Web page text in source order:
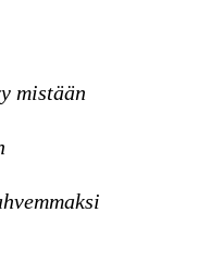
mistään